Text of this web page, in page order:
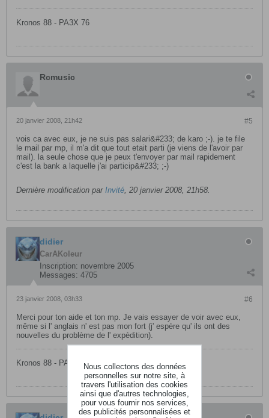
Kronos 88 - PA3X 76
Rcmusic
#5
20 janvier 2008, 21h42
vois ca avec eux, je ne suis pas salari&#233; de karo ;-). je te file
le mail par mp, il m'a dit que tout etait parti (je viens de l'avoir par
mail). la seule chose que je peux t'envoyer par mail rapidement
c'est la bank a laquelle j'ai particip&#233; ;-)
Dernière modification par Invité, 20 janvier 2008, 21h58.
didier
CarAKoleur
Inscription: novembre 2005
Messages: 4705
#6
23 janvier 2008, 03h33
Merci pour ton aide et ton mp. Je vais essayer de voir avec eux,
même si l' anglais n' est pas mon fort (j' espère qu' ils ont des
nouvelles du problème de l' expèdition).
Kronos 88 - PA3X 76Nous collectons des données
personnelles sur notre site, à
travers l'utilisation des cookies
ainsi que d'autres technologies,
pour vous fournir nos services,
des publicités personnalisées et